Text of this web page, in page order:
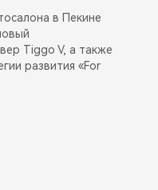
в Пекине
Tiggo V, а также
развития «For